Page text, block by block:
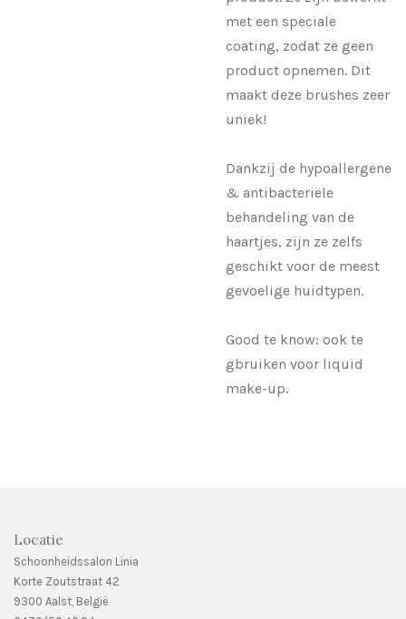
met een speciale
coating, zodat ze geen
product opnemen. Dit
maakt deze brushes zeer
uniek!
Dankzij de hypoallergene
& antibacteriële
behandeling van de
haartjes, zijn ze zelfs
geschikt voor de meest
gevoelige huidtypen.
Good te know: ook te
gbruiken voor liquid
make-up.
Locatie
Schoonheidssalon Linia
Korte Zoutstraat 42
9300 Aalst, België